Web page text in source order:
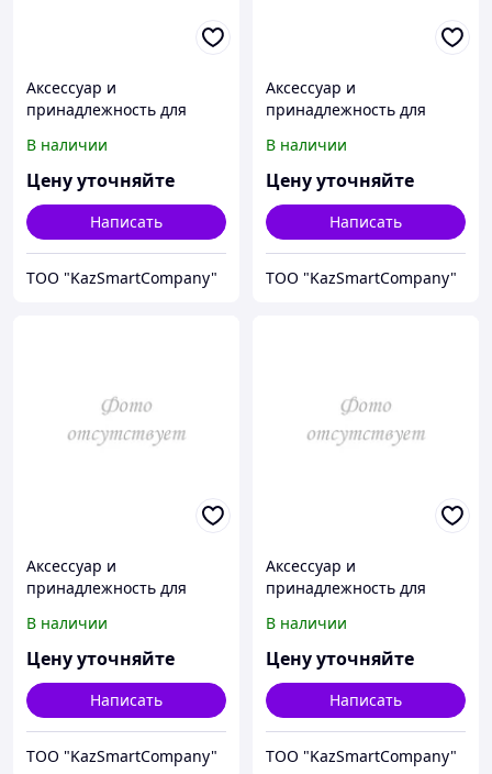
Аксессуар и
принадлежность для
калибровки Fluke
Calibration 3107-2000
В наличии
Цену уточняйте
Написать
ТОО "KazSmartCompany"
Аксессуар и
принадлежность для
калибровки Fluke
Calibration 3107-2125
В наличии
Цену уточняйте
Написать
ТОО "KazSmartCompany"
Аксессуар и
принадлежность для
калибровки Fluke
Calibration 3107-2156
В наличии
Цену уточняйте
Написать
ТОО "KazSmartCompany"
Аксессуар и
принадлежность для
калибровки Fluke
Calibration 3107-2188
В наличии
Цену уточняйте
Написать
ТОО "KazSmartCompany"